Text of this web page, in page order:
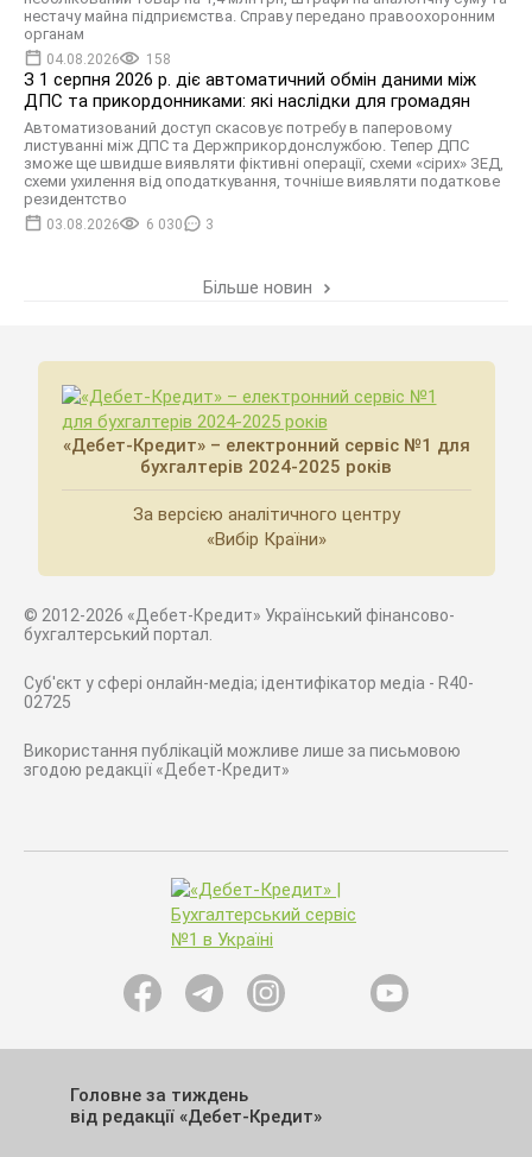
нестачу майна підприємства. Справу передано правоохоронним
органам
04.08.2026 158
З 1 серпня 2026 р. діє автоматичний обмін даними між
ДПС та прикордонниками: які наслідки для громадян
Автоматизований доступ скасовує потребу в паперовому
листуванні між ДПС та Держприкордонслужбою. Тепер ДПС
зможе ще швидше виявляти фіктивні операції, схеми «сірих» ЗЕД,
схеми ухилення від оподаткування, точніше виявляти податкове
резидентство
03.08.2026 6 030 3
Більше новин
«Дебет-Кредит» – електронний сервіс №1 для
бухгалтерів 2024-2025 років
За версією аналітичного центру
«Вибір Країни»
© 2012-2026 «Дебет-Кредит» Український фінансово-
бухгалтерський портал.
Суб'єкт у сфері онлайн-медіа; ідентифікатор медіа - R40-
02725
Використання публікацій можливе лише за письмовою
згодою редакції «Дебет-Кредит»
Головне за тиждень
від редакції «Дебет-Кредит»